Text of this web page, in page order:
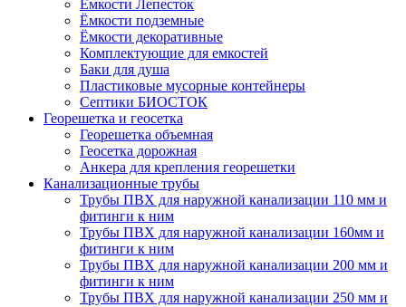
Емкости Лепесток
Ёмкости подземные
Ёмкости декоративные
Комплектующие для емкостей
Баки для душа
Пластиковые мусорные контейнеры
Септики БИОСТОК
Георешетка и геосетка
Георешетка объемная
Геосетка дорожная
Анкера для крепления георешетки
Канализационные трубы
Трубы ПВХ для наружной канализации 110 мм и
фитинги к ним
Трубы ПВХ для наружной канализации 160мм и
фитинги к ним
Трубы ПВХ для наружной канализации 200 мм и
фитинги к ним
Трубы ПВХ для наружной канализации 250 мм и